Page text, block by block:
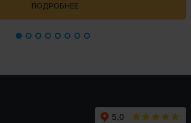
ПОДРОБНЕЕ